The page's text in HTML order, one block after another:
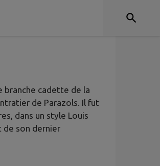
branche cadette de la
de Parazols. Il fut
dans un style Louis
de son dernier